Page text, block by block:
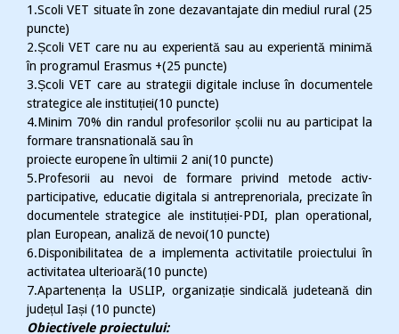
1.Scoli VET situateîn zone dezavantajate din mediul rural (25
puncte)
2.Școli VET care nu au experientă sau au experientă minimă
în programul Erasmus +(25 puncte)
3.Școli VET care au strategii digitale incluse în documentele
strategice ale instituției(10 puncte)
4.Minim 70% din randul profesorilor școlii nu au participat la
formare transnatională sau în
proiecte europene în ultimii 2 ani(10 puncte)
5.Profesorii au nevoi de formare privind metode activ-
participative, educatie digitala si antreprenoriala, precizate în
documentele strategice ale instituției-PDI, plan operational,
plan European, analiză de nevoi(10 puncte)
6.Disponibilitatea de a implementa activitatile proiectului în
activitatea ulterioară(10 puncte)
7.Apartenența la USLIP, organizație sindicală judeteană din
județul Iași (10 puncte)
Obiectivele proiectului: